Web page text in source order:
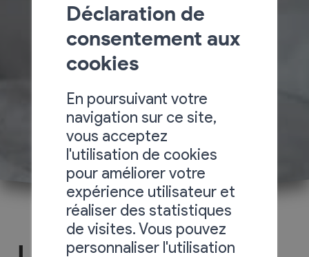
Déclaration de
consentement aux
cookies
En poursuivant votre
navigation sur ce site,
vous acceptez
l'utilisation de cookies
pour améliorer votre
expérience utilisateur et
réaliser des statistiques
de visites. Vous pouvez
personnaliser l'utilisation